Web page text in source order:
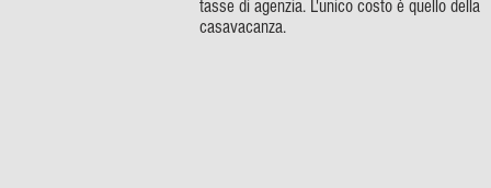
tasse di agenzia. L'unico costo è quello della
casavacanza.